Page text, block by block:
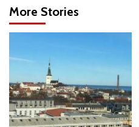
More Stories